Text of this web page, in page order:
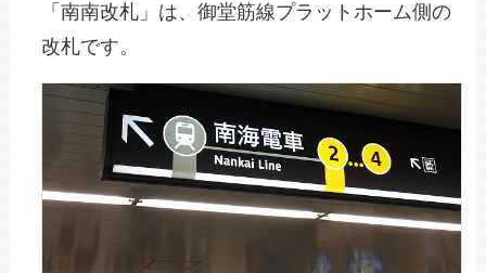
「南南改札」は、御堂筋線プラットホーム側の
改札です。